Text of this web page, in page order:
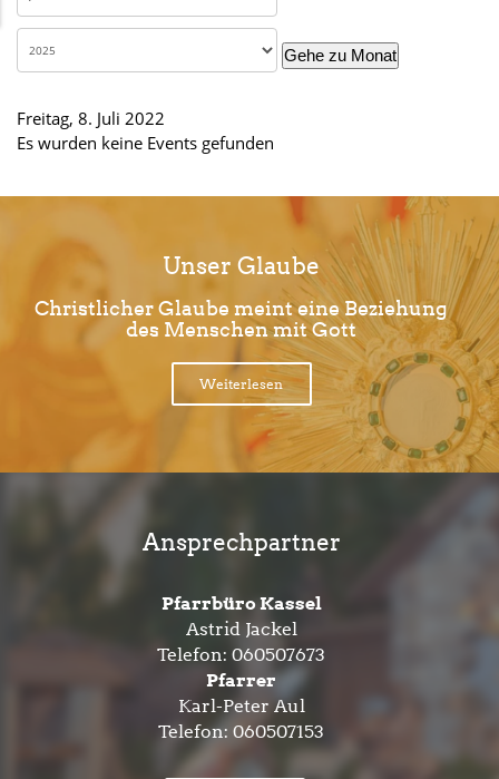
Gehe zu Monat
Freitag, 8. Juli 2022
Es wurden keine Events gefunden
Unser Glaube
Christlicher Glaube meint eine Beziehung
des Menschen mit Gott
Weiterlesen
Ansprechpartner
Pfarrbüro Kassel
Astrid Jackel
Telefon: 060507673
Pfarrer
Karl-Peter Aul
Telefon: 060507153